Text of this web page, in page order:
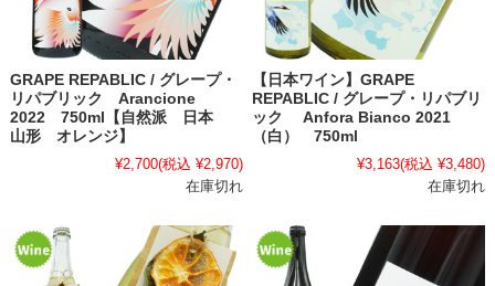
GRAPE REPABLIC / グレープ・
リパブリック Arancione
2022 750ml【自然派 日本
山形 オレンジ】
¥2,700(税込 ¥2,970)
在庫切れ
【日本ワイン】GRAPE
REPABLIC / グレープ・リパブリ
ック Anfora Bianco 2021
（白） 750ml
¥3,163(税込 ¥3,480)
在庫切れ